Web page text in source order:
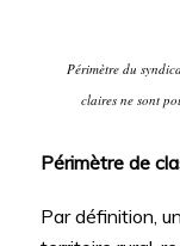
Périmètre du
claires ne sont
Périmètre de
Par définition,